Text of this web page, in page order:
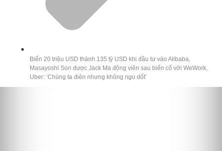
Biến 20 triệu USD thành 135 tỷ USD khi đầu tư vào Alibaba,
Masayoshi Son được Jack Ma động viên sau biến cố với WeWork,
Uber: ‘Chúng ta điên nhưng không ngu dốt’